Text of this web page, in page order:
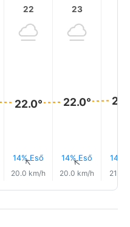
22
22.0°
14% Eső
↑
20.0 km/h
23
22.0°
14% Eső
↑
20.0 km/h
14%
21.0